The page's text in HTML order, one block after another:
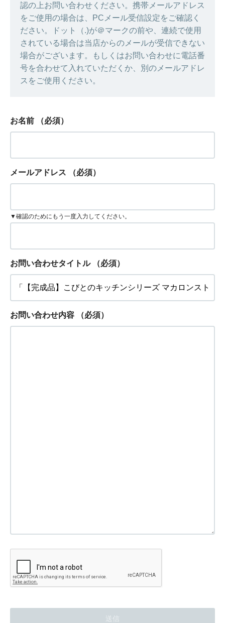
認の上お問い合わせください。携帯メールアドレス
をご使用の場合は、PCメール受信設定をご確認く
ださい。ドット（.)が＠マークの前や、連続で使用
されている場合は当店からのメールが受信できない
場合がございます。もしくはお問い合わせに電話番
号を合わせて入れていただくか、別のメールアドレ
スをご使用ください。
お名前 （必須）
メールアドレス （必須）
▼確認のためにもう一度入力してください。
お問い合わせタイトル （必須）
お問い合わせ内容 （必須）